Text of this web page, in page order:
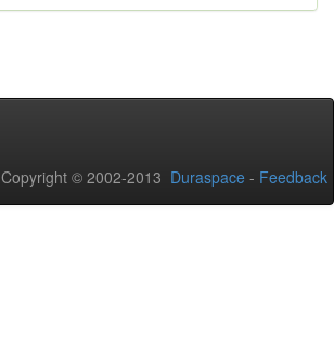
Copyright © 2002-2013 Duraspace - Feedback